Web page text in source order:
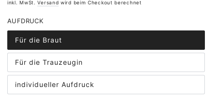
inkl. MwSt.Versand wird beim Checkout berechnet
AUFDRUCK
Für die Braut
Variante
ausverkauft
nicht
verfügbar
Für die Trauzeugin
Variante
ausverkauft
nicht
verfügbar
individueller Aufdruck
Variante
ausverkauft